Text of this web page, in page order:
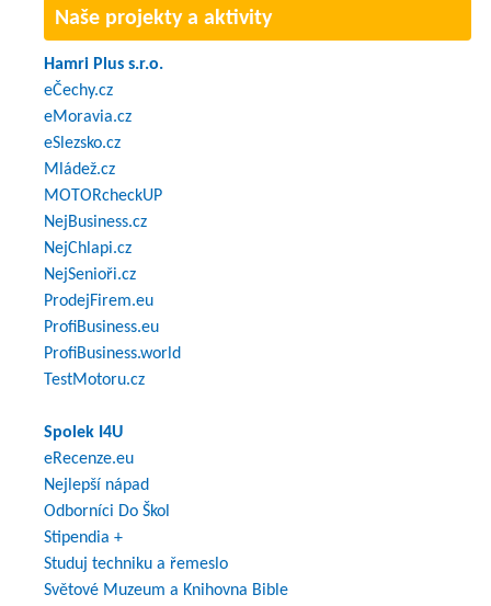
Naše projekty a aktivity
Hamri Plus s.r.o.
eČechy.cz
eMoravia.cz
eSlezsko.cz
Mládež.cz
MOTORcheckUP
NejBusiness.cz
NejChlapi.cz
NejSenioři.cz
ProdejFirem.eu
ProfiBusiness.eu
ProfiBusiness.world
TestMotoru.cz
Spolek I4U
eRecenze.eu
Nejlepší nápad
Odborníci Do Škol
Stipendia +
Studuj techniku a řemeslo
Světové Muzeum a Knihovna Bible